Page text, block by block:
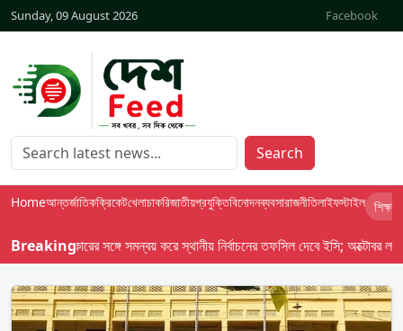
Sunday, 09 August 2026 Facebook
Search
Homeআন্তর্জাতিকক্রিকেটখেলাচাকরিজাতীয়প্রযুক্তিবিনোদনব্যবসারাজনীতিলাইফস্টাইল শিক্ষা
Breaking
৯৮ : সরকারের সঙ্গে সমন্বয় করে স্থানীয় নির্বাচনের তফসিল দেবে ইসি; অক্টোবর লক্ষ্য